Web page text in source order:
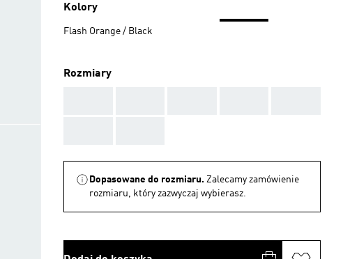
Kolory
Flash Orange / Black
Rozmiary
Dopasowane do rozmiaru. Zalecamy zamówienie
rozmiaru, który zazwyczaj wybierasz.